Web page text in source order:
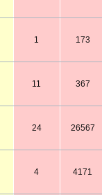
1 173
11 367
24 26567
4 4171